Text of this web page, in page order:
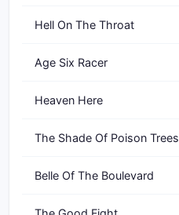
Hell On The Throat
Age Six Racer
Heaven Here
The Shade Of Poison Trees
Belle Of The Boulevard